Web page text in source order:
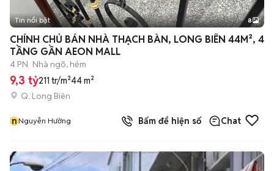
+2
Tin nổi bật 8
CHÍNH CHỦ BÁN NHÀ THẠCH BÀN, LONG BIÊN 44M², 4
TẦNG GẦN AEON MALL
4 PN Nhà ngõ, hẻm
9,3 tỷ211 tr/m²44 m²
Q. Long Biên
nNguyễn Hường Bấm để hiện số Chat